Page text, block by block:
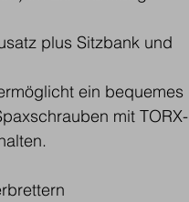
plus Sitzbank und
ein bequemes
mit TORX-